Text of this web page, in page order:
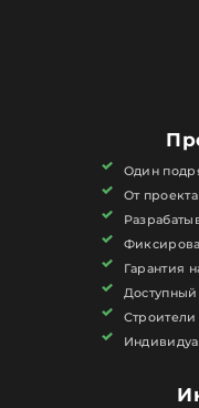
Один
От
Гарантия
Доступный
Строители